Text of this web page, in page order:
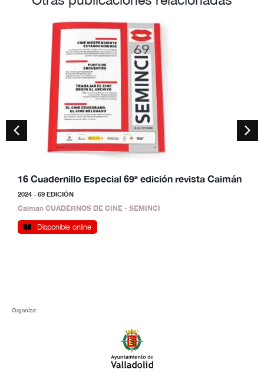
16 Cuadernillo Especial 69ª edición revista Caimán
2024 - 69 EDICIÓN
Caiman CUADERNOS DE CINE - SEMINCI
Disponible online
Organiza: